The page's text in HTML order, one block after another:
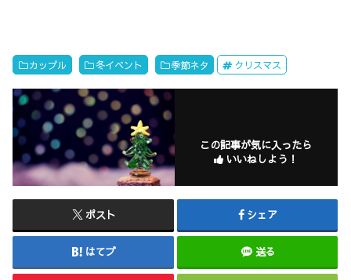
カップル 冬イベント 季節ネタ クリスマス
この記事が気に入ったら
いいねしよう！
ポスト シェア
はてブ 送る